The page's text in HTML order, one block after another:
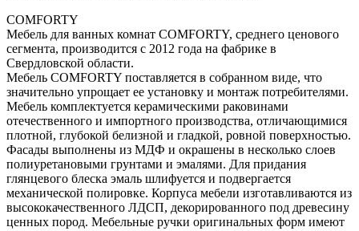
COMFORTY
Мебель для ванных комнат COMFORTY, среднего ценового
сегмента, производится с 2012 года на фабрике в
Свердловской области.
Мебель COMFORTY поставляется в собранном виде, что
значительно упрощает ее установку и монтаж потребителями.
Мебель комплектуется керамическими раковинами
отечественного и импортного производства, отличающимися
плотной, глубокой белизной и гладкой, ровной поверхностью.
Фасады выполнены из МДФ и окрашены в несколько слоев
полиуретановыми грунтами и эмалями. Для придания
глянцевого блеска эмаль шлифуется и подвергается
механической полировке. Корпуса мебели изготавливаются из
высококачественного ЛДСП, декорированного под древесину
ценных пород. Мебельные ручки оригинальных форм имеют